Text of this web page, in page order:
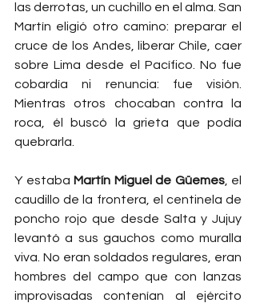
las derrotas, un cuchillo en el alma. San
Martín eligió otro camino: preparar el
cruce de los Andes, liberar Chile, caer
sobre Lima desde el Pacífico. No fue
cobardía ni renuncia: fue visión.
Mientras otros chocaban contra la
roca, él buscó la grieta que podía
quebrarla.
Y estaba Martín Miguel de Güemes, el
caudillo de la frontera, el centinela de
poncho rojo que desde Salta y Jujuy
levantó a sus gauchos como muralla
viva. No eran soldados regulares, eran
hombres del campo que con lanzas
improvisadas contenían al ejército